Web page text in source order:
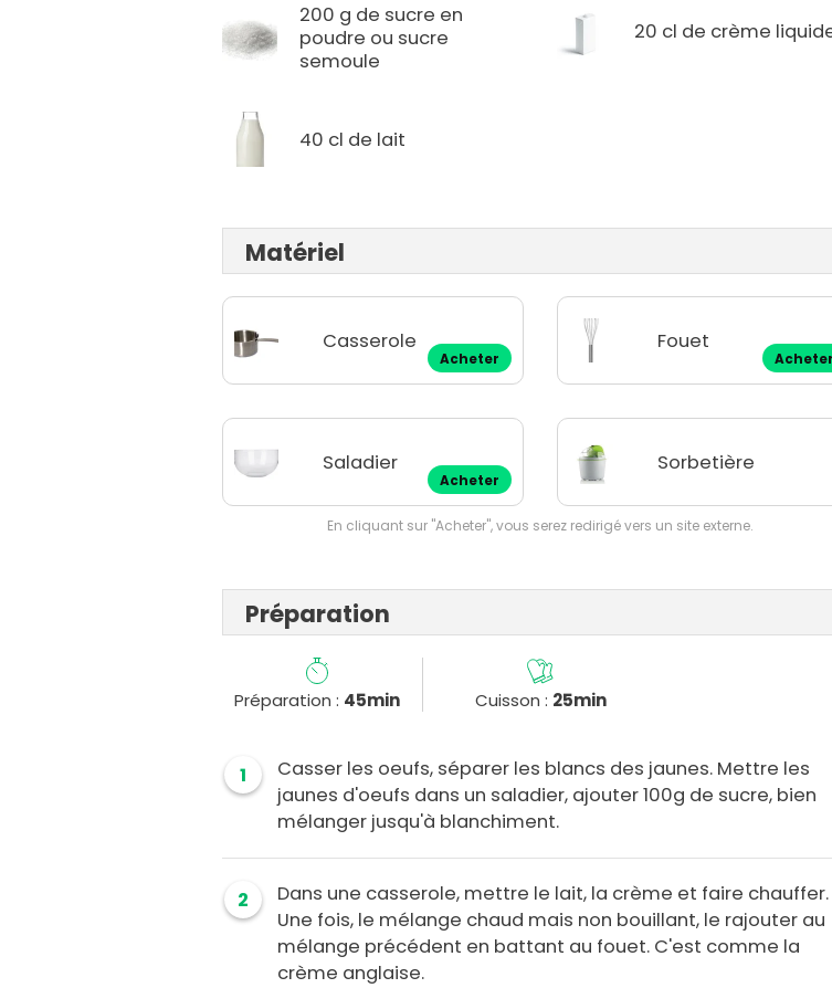
200 g de sucre en
poudre ou sucre
semoule
20 cl de crème
40 cl de lait
Matériel
Casserole
Acheter
Fouet
Acheter
Saladier
Acheter
Sorbetière
En cliquant sur "Acheter", vous serez redirigé vers un site externe.
Préparation
Préparation : 45min Cuisson : 25min
1
Casser les oeufs, séparer les blancs des jaunes. Mettre les
jaunes d'oeufs dans un saladier, ajouter 100g de sucre, bien
mélanger jusqu'à blanchiment.
2
Dans une casserole, mettre le lait, la crème et faire chauffer.
Une fois, le mélange chaud mais non bouillant, le rajouter au
mélange précédent en battant au fouet. C'est comme la
crème anglaise.